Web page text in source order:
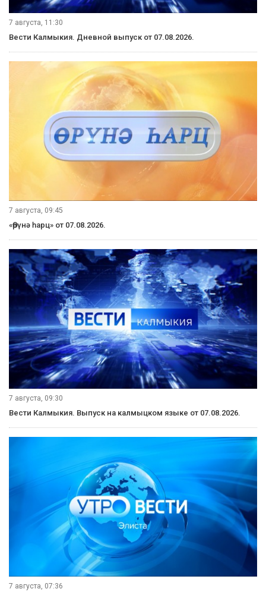
7 августа, 11:30
Вести Калмыкия. Дневной выпуск от 07.08.2026.
7 августа, 09:45
«Өрүнә һарц» от 07.08.2026.
7 августа, 09:30
Вести Калмыкия. Выпуск на калмыцком языке от 07.08.2026.
7 августа, 07:36